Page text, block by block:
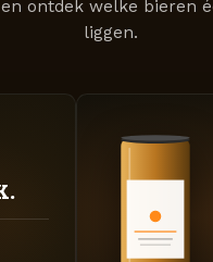
en ontdek welke bieren
liggen.